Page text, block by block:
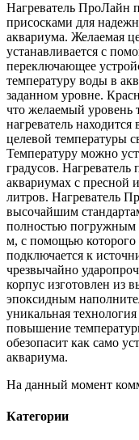
Нагреватель ПроЛайн
присосками для
аквариума. Желаемая
устанавливается с
переключающее
температуру воды в
заданном уровне.
что желаемый уровень
нагреватель
целевой температуры
Температуру можно
градусов. Нагреватель
аквариумах с пресной
литров. Нагреватель
высочайшим
полностью погружным
м, с помощью которого
подключается к
чрезвычайно
корпус изготовлен из
эпоксидным
уникальная
повышение
обезопасит как само
аквариума.
На данный момент
Категории